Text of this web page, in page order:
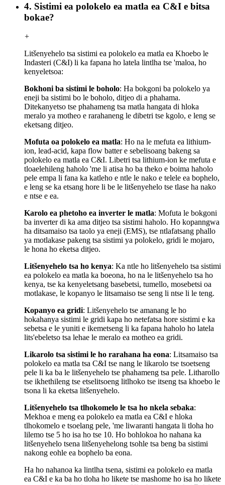
4. Sistimi ea polokelo ea matla ea C&I e bitsa
bokae?
+
Litšenyehelo tsa sistimi ea polokelo ea matla ea Khoebo le
Indasteri (C&I) li ka fapana ho latela lintlha tse 'maloa, ho
kenyeletsoa:
Bokhoni ba sistimi le boholo: Ha bokgoni ba polokelo ya
eneji ba sistimi bo le boholo, ditjeo di a phahama.
Ditekanyetso tse phahameng tsa matla hangata di hloka
meralo ya motheo e rarahaneng le dibetri tse kgolo, e leng se
eketsang ditjeo.
Mofuta oa polokelo ea matla: Ho na le mefuta ea lithium-
ion, lead-acid, kapa flow batter e sebelisoang bakeng sa
polokelo ea matla ea C&I. Libetri tsa lithium-ion ke mefuta e
tloaelehileng haholo 'me li atisa ho ba theko e boima haholo
pele empa li fana ka katleho e ntle le nako e telele ea bophelo,
e leng se ka etsang hore li be le litšenyehelo tse tlase ha nako
e ntse e ea.
Karolo ea phetoho ea inverter le matla: Mofuta le bokgoni
ba inverter di ka ama ditjeo tsa sistimi haholo. Ho kopanngwa
ha ditsamaiso tsa taolo ya eneji (EMS), tse ntlafatsang phallo
ya motlakase pakeng tsa sistimi ya polokelo, gridi le mojaro,
le hona ho eketsa ditjeo.
Litšenyehelo tsa ho kenya: Ka ntle ho litšenyehelo tsa sistimi
ea polokelo ea matla ka boeona, ho na le litšenyehelo tsa ho
kenya, tse ka kenyeletsang basebetsi, tumello, mosebetsi oa
motlakase, le kopanyo le litsamaiso tse seng li ntse li le teng.
Kopanyo ea gridi: Litšenyehelo tse amanang le ho
hokahanya sistimi le gridi kapa ho netefatsa hore sistimi e ka
sebetsa e le yuniti e ikemetseng li ka fapana haholo ho latela
lits'ebeletso tsa lehae le meralo ea motheo ea gridi.
Likarolo tsa sistimi le ho rarahana ha eona: Litsamaiso tsa
polokelo ea matla tsa C&I tse nang le likarolo tse tsoetseng
pele li ka ba le litšenyehelo tse phahameng tsa pele. Litharollo
tse ikhethileng tse etselitsoeng litlhoko tse itseng tsa khoebo le
tsona li ka eketsa litšenyehelo.
Litšenyehelo tsa tlhokomelo le tsa ho nkela sebaka:
Mekhoa e meng ea polokelo ea matla ea C&I e hloka
tlhokomelo e tsoelang pele, 'me liwaranti hangata li tloha ho
lilemo tse 5 ho isa ho tse 10. Ho bohlokoa ho nahana ka
litšenyehelo tsena litšenyehelong tsohle tsa beng ba sistimi
nakong eohle ea bophelo ba eona.
Ha ho nahanoa ka lintlha tsena, sistimi ea polokelo ea matla
ea C&I e ka ba ho tloha ho likete tse mashome ho isa ho likete